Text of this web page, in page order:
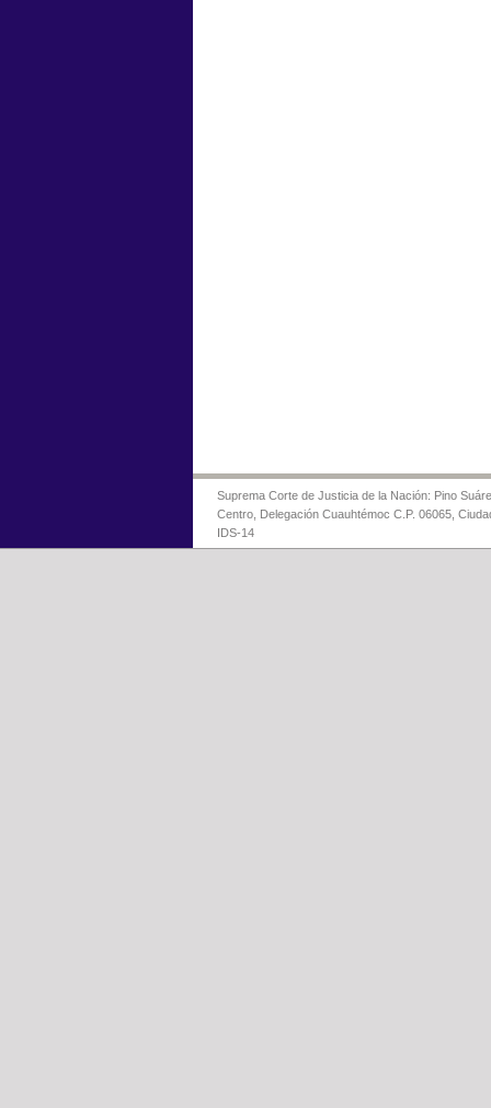
Suprema Corte de Justicia de la Nación: Pino
Centro, Delegación Cuauhtémoc C.P. 06065,
IDS-14